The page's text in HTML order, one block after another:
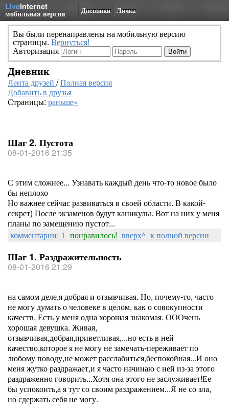
LiveInternet
мобильная версия Дневники Личка
Вы были перенаправлены на мобильную версию
страницы. Вернуться!
Авторизация
Дневник
Лента друзей /Полная версия
Добавить в друзья
Страницы: раньше»
Шаг 2. Пустота
08-01-2016 21:35
С этим сложнее... Узнавать каждый день что-то новое было
бы неплохо
Но важнее сейчас развиваться в своей области. В какой-
секрет) После экзаменов будут каникулы. Вот на них у меня
планы по замещению пустот...
комментарии: 1 понравилось! вверх^ к полной версии
Шаг 1. Раздражительность
08-01-2016 21:29
на самом деле,я добрая и отзывчивая. Но, почему-то, часто
не могу думать о человеке в целом, как о совокупности
качеств. Есть у меня одна хорошая знакомая. ОООчень
хорошая девушка. Живая,
отзывчивая,добрая,приветливая,...но есть в ней
качество,которое я не могу не замечать-переживает по
любому поводу,не может расслабиться,беспокойная...И оно
меня жутко раздражает,и я часто начинаю с ней из-за этого
раздраженно говорить...Хотя она этого не заслуживает!Ее
бы успокоить,а я тут со своим раздражением...Я не со зла,
но сдержать себя не могу.